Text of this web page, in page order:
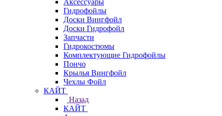
Аксессуары
Гидрофойлы
Доски Вингфойл
Доски Гидрофойл
Запчасти
Гидрокостюмы
Комплектующие Гидрофойлы
Пончо
Крылья Вингфойл
Чехлы Фойл
КАЙТ
Назад
КАЙТ